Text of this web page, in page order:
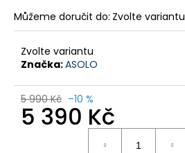
Můžeme doručit do: Zvolte variantu
Zvolte variantu
Značka:ASOLO
5 990 Kč –10 %
5 390 Kč
r
u
u
e
m